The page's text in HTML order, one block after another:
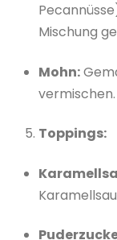
Mischung
Mohn:
vermischen.
Toppings: